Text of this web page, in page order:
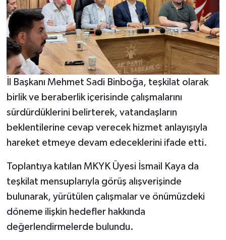
İl Başkanı Mehmet Sadi Binboğa, teşkilat olarak
birlik ve beraberlik içerisinde çalışmalarını
sürdürdüklerini belirterek, vatandaşların
beklentilerine cevap verecek hizmet anlayışıyla
hareket etmeye devam edeceklerini ifade etti.
Toplantıya katılan MKYK Üyesi İsmail Kaya da
teşkilat mensuplarıyla görüş alışverişinde
bulunarak, yürütülen çalışmalar ve önümüzdeki
döneme ilişkin hedefler hakkında
değerlendirmelerde bulundu.